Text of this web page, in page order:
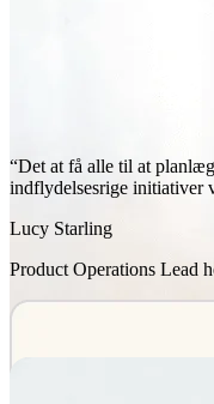
“Det at få alle til at
indflydelsesrige initiativer
Lucy Starling
Product Operations Lead